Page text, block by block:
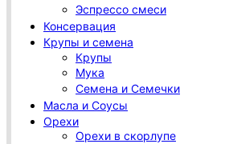
Эспрессо смеси
Консервация
Крупы и семена
Крупы
Мука
Семена и Семечки
Масла и Соусы
Орехи
Орехи в скорлупе